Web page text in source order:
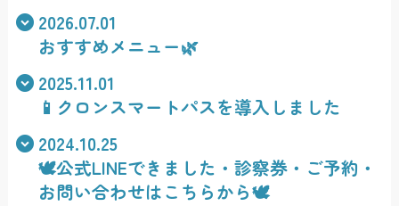
2026.07.01
おすすめメニュー🌿
2025.11.01
📱クロンスマートパスを導入しました
2024.10.25
🕊️公式LINEできました・診察券・ご予約・
お問い合わせはこちらから🕊️